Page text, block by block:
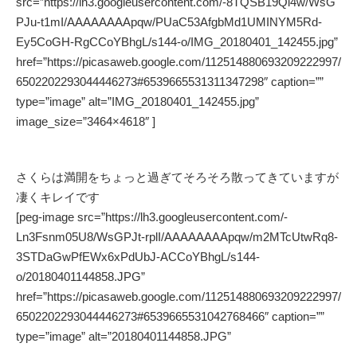
PJu-t1mI/AAAAAAAApqw/PUaC53AfgbMd1UMINYM5Rd-
Ey5CoGH-RgCCoYBhgL/s144-o/IMG_20180401_142455.jpg”
href=”https://picasaweb.google.com/112514880693209222997/
6502202293044446273#6539665531311347298″ caption=””
type=”image” alt=”IMG_20180401_142455.jpg”
image_size=”3464×4618″ ]
さくらは満開をちょっと過ぎてそろそろ散ってきていますが
凄くキレイです
[peg-image src=”https://lh3.googleusercontent.com/-
Ln3Fsnm05U8/WsGPJt-rplI/AAAAAAAApqw/m2MTcUtwRq8-
3STDaGwPfEWx6xPdUbJ-ACCoYBhgL/s144-
o/20180401144858.JPG”
href=”https://picasaweb.google.com/112514880693209222997/
6502202293044446273#6539665531042768466″ caption=””
type=”image” alt=”20180401144858.JPG”